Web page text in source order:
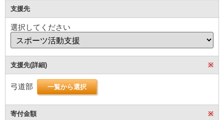
支援先
選択してください
支援先(詳細) ※
弓道部 一覧から選択
寄付金額 ※